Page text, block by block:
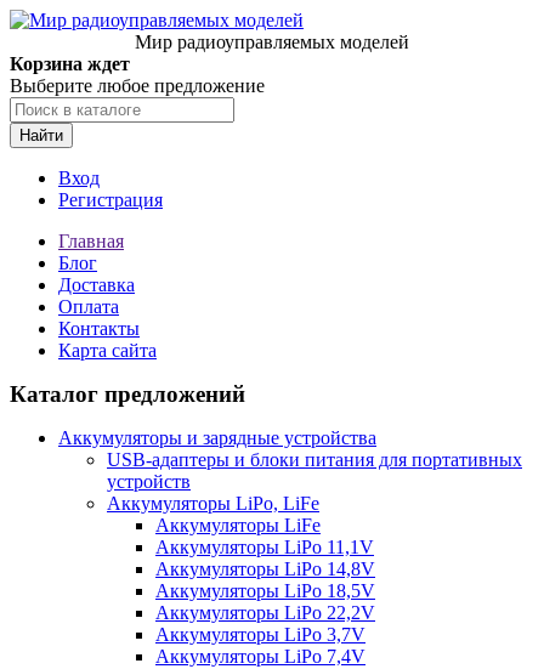
Мир радиоуправляемых моделей
Корзина ждет
Выберите любое предложение
Найти
Вход
Регистрация
Главная
Блог
Доставка
Оплата
Контакты
Карта сайта
Каталог предложений
Аккумуляторы и зарядные устройства
USB-адаптеры и блоки питания для портативных
устройств
Аккумуляторы LiPo, LiFe
Аккумуляторы LiFe
Аккумуляторы LiPo 11,1V
Аккумуляторы LiPo 14,8V
Аккумуляторы LiPo 18,5V
Аккумуляторы LiPo 22,2V
Аккумуляторы LiPo 3,7V
Аккумуляторы LiPo 7,4V